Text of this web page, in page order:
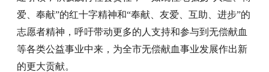
爱、奉献”的红十字精神和“奉献、友爱、互助、进步”的
志愿者精神，呼吁带动更多的人支持和参与到无偿献血
等各类公益事业中来，为全市无偿献血事业发展作出新
的更大贡献。